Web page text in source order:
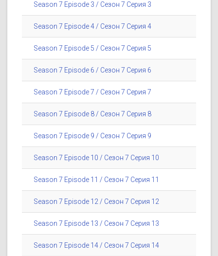
Season 7 Episode 3 / Сезон 7 Серия 3
Season 7 Episode 4 / Сезон 7 Серия 4
Season 7 Episode 5 / Сезон 7 Серия 5
Season 7 Episode 6 / Сезон 7 Серия 6
Season 7 Episode 7 / Сезон 7 Серия 7
Season 7 Episode 8 / Сезон 7 Серия 8
Season 7 Episode 9 / Сезон 7 Серия 9
Season 7 Episode 10 / Сезон 7 Серия 10
Season 7 Episode 11 / Сезон 7 Серия 11
Season 7 Episode 12 / Сезон 7 Серия 12
Season 7 Episode 13 / Сезон 7 Серия 13
Season 7 Episode 14 / Сезон 7 Серия 14